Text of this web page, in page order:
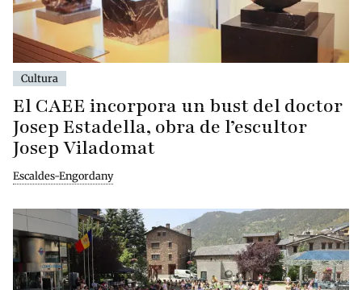
Cultura
El CAEE incorpora un bust del doctor
Josep Estadella, obra de l’escultor
Josep Viladomat
Escaldes-Engordany